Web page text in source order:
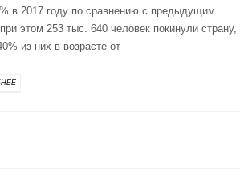
в 2017 году по сравнению с предыдущим
этом 253 тыс. 640 человек покинули страну,
из них в возрасте от